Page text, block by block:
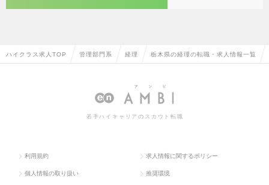
ハイクラス求人TOP 管理部門系 経理 栃木県の経理の転職・求人情報一覧
若手ハイキャリアのスカウト転職
利用規約 求人情報に関するポリシー
個人情報の取り扱い 推奨環境